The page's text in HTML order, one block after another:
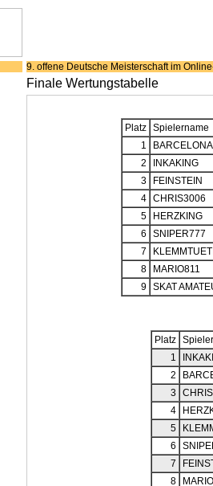
9. offene Deutsche Meisterschaft im
Finale Wertungstabelle
Platz Spielername
1
2
INKAKING
3
FEINSTEIN
4 CHRIS3006
5
HERZKING
6
SNIPER777
7
8
MARIO811
9 SKAT
Platz
1
2
3
4
5
6
7
8